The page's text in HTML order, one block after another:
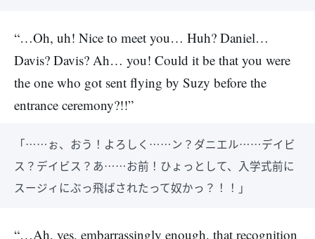
“…Oh, uh! Nice to meet you… Huh? Daniel…
Davis? Davis? Ah… you! Could it be that you were
the one who got sent flying by Suzy before the
entrance ceremony?!!”
「……ぉ、おう！よろしく……ン？ダニエル……デイビ
ス？デイビス？あ……お前！ひょっとして、入学式前に
スージィにぶっ飛ばされたって奴かっ？！！」
“…Ah, yes, embarrassingly enough, that recognition